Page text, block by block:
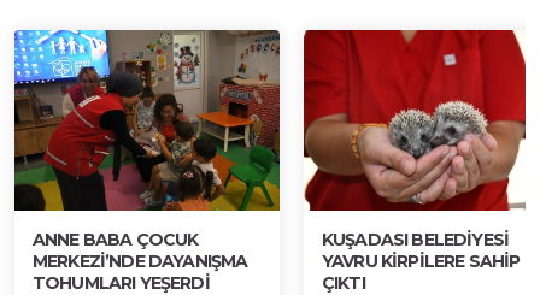
ANNE BABA ÇOCUK
MERKEZİ’NDE DAYANIŞMA
TOHUMLARI YEŞERDİ
KUŞADASI BELEDİYESİ
YAVRU KİRPİLERE SAHİP
ÇIKTI